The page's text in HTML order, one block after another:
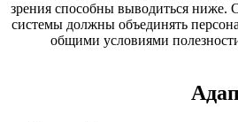
зрения способны
системы должны
общими условиями